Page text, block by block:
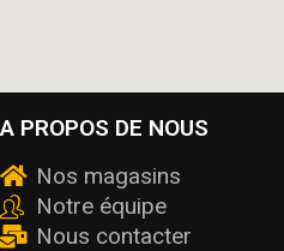
A PROPOS DE NOUS
Nos magasins
Notre équipe
Nous contacter